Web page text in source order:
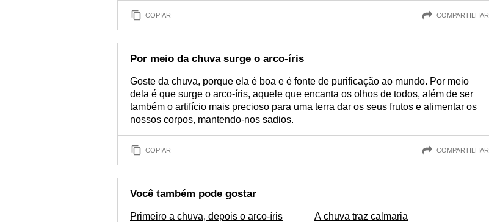
COPIAR COMPARTILHAR
Por meio da chuva surge o arco-íris
Goste da chuva, porque ela é boa e é fonte de purificação ao mundo. Por meio
dela é que surge o arco-íris, aquele que encanta os olhos de todos, além de ser
também o artifício mais precioso para uma terra dar os seus frutos e alimentar os
nossos corpos, mantendo-nos sadios.
COPIAR COMPARTILHAR
Você também pode gostar
Primeiro a chuva, depois o arco-íris A chuva traz calmaria